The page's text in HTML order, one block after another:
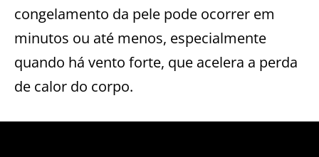
congelamento da pele pode ocorrer em
minutos ou até menos, especialmente
quando há vento forte, que acelera a perda
de calor do corpo.